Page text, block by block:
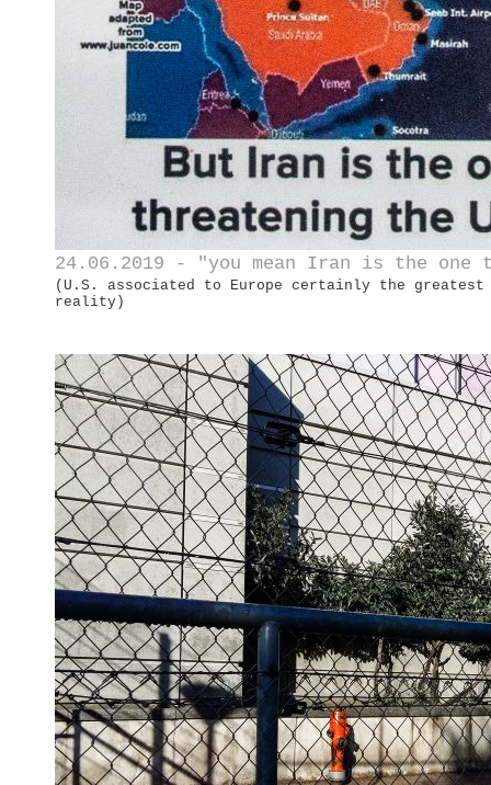
24.06.2019 - "you mean Iran is the
(U.S. associated to Europe certainly the
reality)